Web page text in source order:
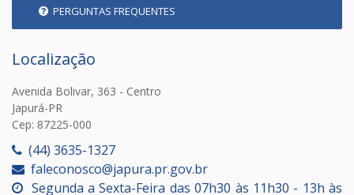
PERGUNTAS FREQUENTES
Localização
Avenida Bolivar, 363 - Centro
Japurá-PR
Cep: 87225-000
(44) 3635-1327
faleconosco@japura.pr.gov.br
Segunda a Sexta-Feira das 07h30 às 11h30 - 13h às